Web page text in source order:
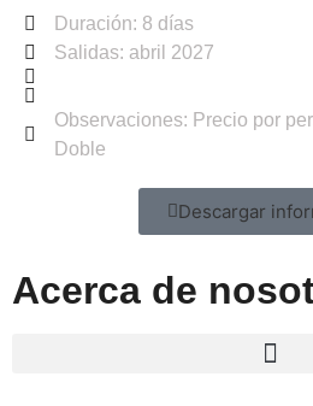
Duración: 8 días
Salidas: abril 2027
Observaciones: Precio por
Doble
Descargar
Acerca de